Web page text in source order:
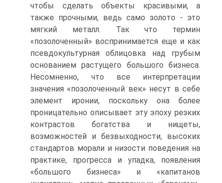
чтобы сделать объекты красивыми, а
также прочными, ведь само золото - это
мягкий металл. Так что термин
«позолоченный» воспринимается еще и как
псевдокультурная облицовка над грубым
основанием растущего большого бизнеса.
Несомненно, что все интерпретации
значения «позолоченный век» несут в себе
элемент иронии, поскольку она более
проницательно описывает эту эпоху резких
контрастов богатства и нищеты,
возможностей и безвыходности, высоких
стандартов морали и низости поведения на
практике, прогресса и упадка, появления
«большого бизнеса» и «капитанов